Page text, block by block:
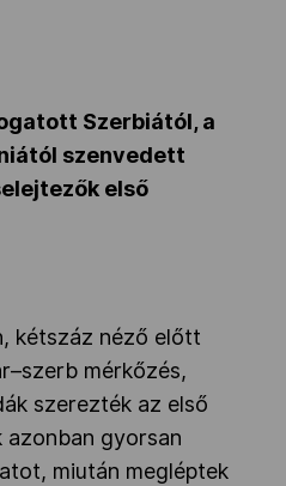
Szerbiától, a
szenvedett
első
kétszáz néző előtt
mérkőzés,
szerezték az első
azonban gyorsan
miután megléptek